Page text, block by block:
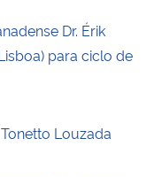
Dr. Érik
para ciclo de
Louzada